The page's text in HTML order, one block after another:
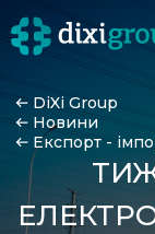
DiXi Group
Новини
Експорт -